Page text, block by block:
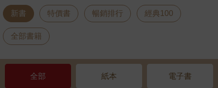
新書 特價書 暢銷排行 經典100
全部書籍
全部 紙本 電子書